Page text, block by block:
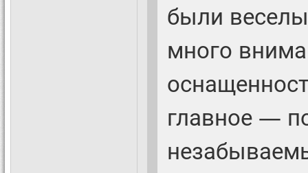
были
много
главное —